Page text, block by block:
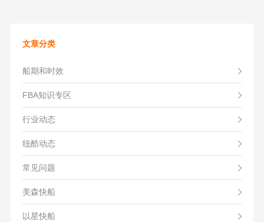
文章分类
船期和时效
FBA知识专区
行业动态
纽酷动态
常见问题
美森快船
以星快船